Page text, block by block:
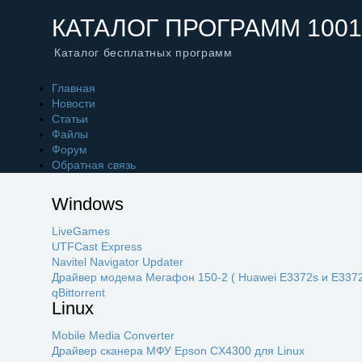
КАТАЛОГ ПРОГРАММ
Каталог бесплатных программ
Главная
Новости
Статьи
Файлы
Форум
Обратная связь
Windows
LiveGames
UTFCast Express
Navitel Navigator Updater
Драйвер модема Мегафон 150-2 ( Huawei E3372s и
qBittorrent
Linux
Mobile Media Converter
Драйвер сканера МФУ Epson CX4300 для Linux